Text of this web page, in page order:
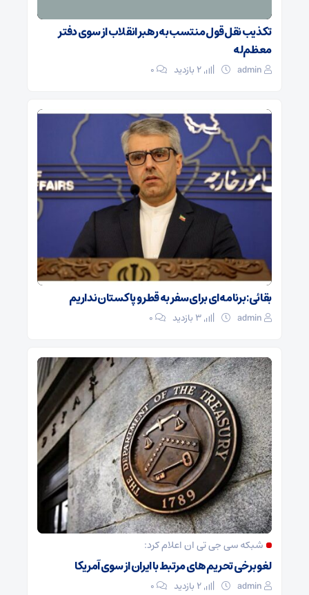
تکذیب نقل قول منتسب به رهبر انقلاب از سوی دفتر
معظم‌له
admin ۰
بقائی: برنامه‌ای برای سفر به قطر و پاکستان نداریم
admin ۰
شبکه سی جی تی ان اعلام کرد:
لغو برخی تحریم های مرتبط با ایران از سوی آمریکا
admin ۰